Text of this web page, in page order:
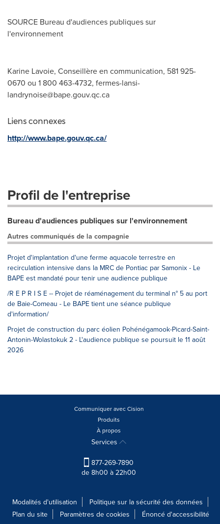
SOURCE Bureau d'audiences publiques sur
l'environnement
Karine Lavoie, Conseillère en communication, 581 925-
0670 ou 1 800 463-4732, fermes-lansi-
landrynoise@bape.gouv.qc.ca
Liens connexes
http://www.bape.gouv.qc.ca/
Profil de l'entreprise
Bureau d'audiences publiques sur l'environnement
Autres communiqués de la compagnie
Projet d'implantation d'une ferme aquacole terrestre en
recirculation intensive dans la MRC de Pontiac par Samonix - Le
BAPE est mandaté pour tenir une audience publique
/R E P R I S E -- Projet de réaménagement du terminal n° 5 au port
de Baie-Comeau - Le BAPE tient une séance publique
d'information/
Projet de construction du parc éolien Pohénégamook-Picard-Saint-
Antonin-Wolastokuk 2 - L'audience publique se poursuit le 11 août
2026
Communiquer avec Cision
Produits
À propos
Services
877-269-7890
de 8h00 à 22h00
Modalités d'utilisation
Politique sur la sécurité des données
Plan du site
Paramètres de cookies Énoncé d'accessibilité